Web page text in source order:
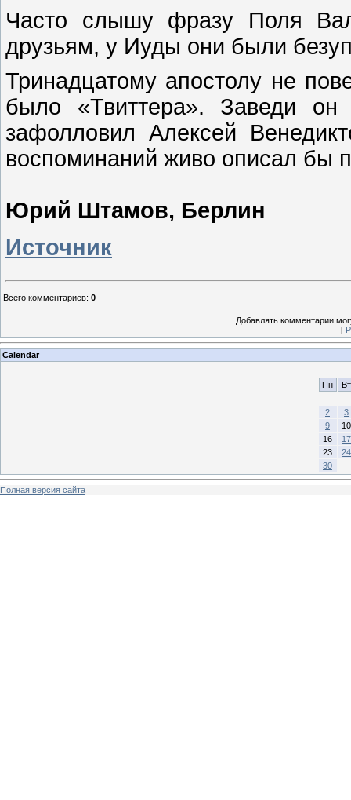
Часто слышу фразу Поля
друзьям, у Иуды они были
Тринадцатому апостолу не
было «Твиттера». Заведи
зафолловил Алексей
воспоминаний живо описал бы
Юрий Штамов, Берлин
Источник
Всего комментариев: 0
Добавлять комментарии
[
Calendar
Пн Вт
2
3
9
10
16
17
23
24
30
Полная версия сайта